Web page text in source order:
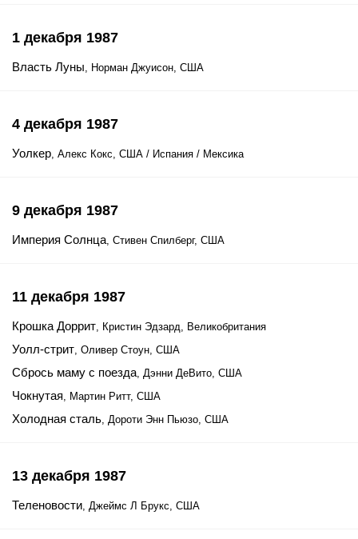
1 декабря 1987
Власть Луны, Норман Джуисон, США
4 декабря 1987
Уолкер, Алекс Кокс, США / Испания / Мексика
9 декабря 1987
Империя Солнца, Стивен Спилберг, США
11 декабря 1987
Крошка Доррит, Кристин Эдзард, Великобритания
Уолл-стрит, Оливер Стоун, США
Сбрось маму с поезда, Дэнни ДеВито, США
Чокнутая, Мартин Ритт, США
Холодная сталь, Дороти Энн Пьюзо, США
13 декабря 1987
Теленовости, Джеймс Л Брукс, США